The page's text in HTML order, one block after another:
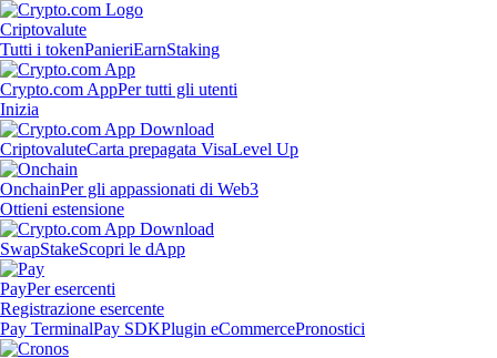
Criptovalute
Tutti i tokenPanieriEarnStaking
Crypto.com AppPer tutti gli utenti
Inizia
CriptovaluteCarta prepagata VisaLevel Up
OnchainPer gli appassionati di Web3
Ottieni estensione
SwapStakeScopri le dApp
PayPer esercenti
Registrazione esercente
Pay TerminalPay SDKPlugin eCommercePronostici